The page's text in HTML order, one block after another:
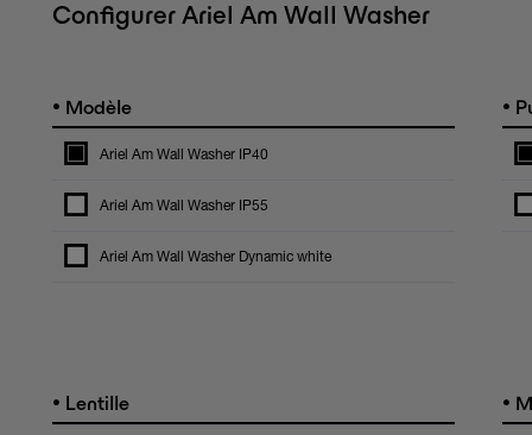
Configurer Ariel Am Wall Washer
• Modèle
Ariel Am Wall Washer IP40
Ariel Am Wall Washer IP55
Ariel Am Wall Washer Dynamic white
•
• Lentille •